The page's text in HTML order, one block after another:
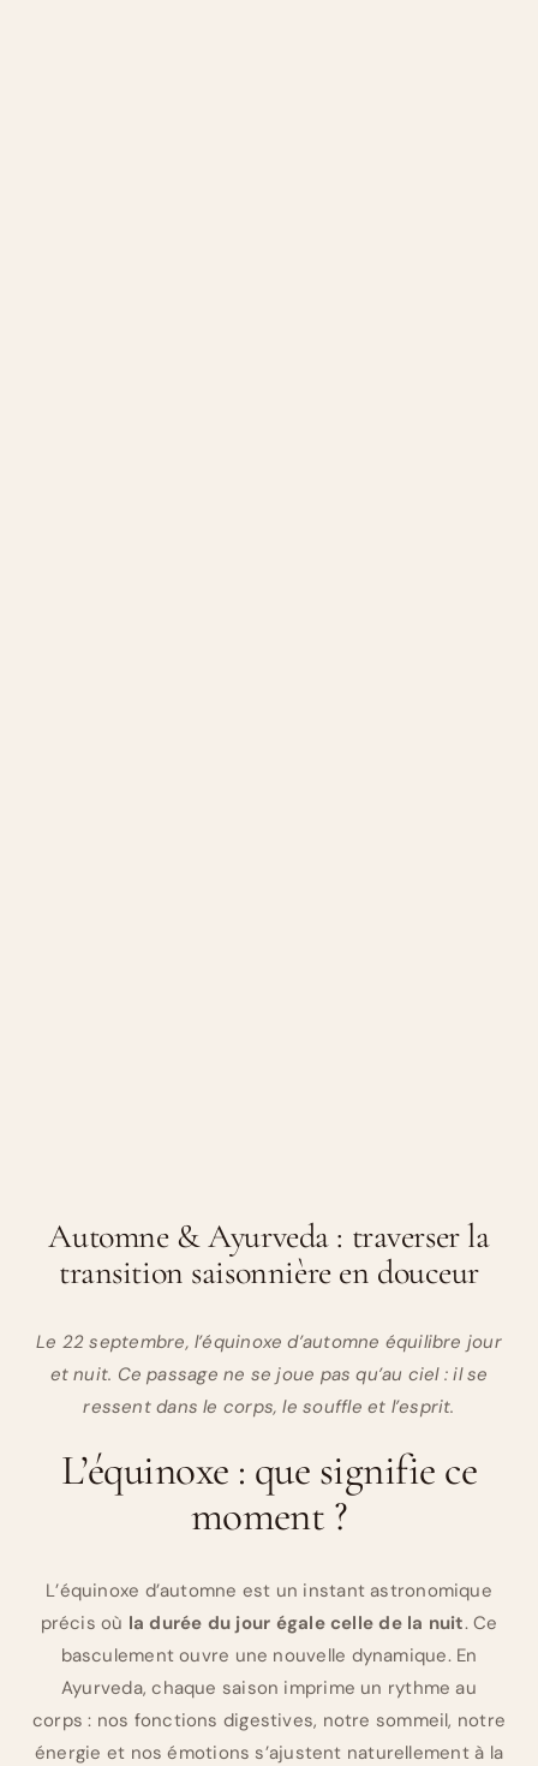
Automne & Ayurveda : traverser la
transition saisonnière en douceur
Le 22 septembre, l’équinoxe d’automne équilibre jour
et nuit. Ce passage ne se joue pas qu’au ciel : il se
ressent dans le corps, le souffle et l’esprit.
L’équinoxe : que signifie ce
moment ?
L’équinoxe d’automne est un instant astronomique
précis où la durée du jour égale celle de la nuit. Ce
basculement ouvre une nouvelle dynamique. En
Ayurveda, chaque saison imprime un rythme au
corps : nos fonctions digestives, notre sommeil, notre
énergie et nos émotions s’ajustent naturellement à la